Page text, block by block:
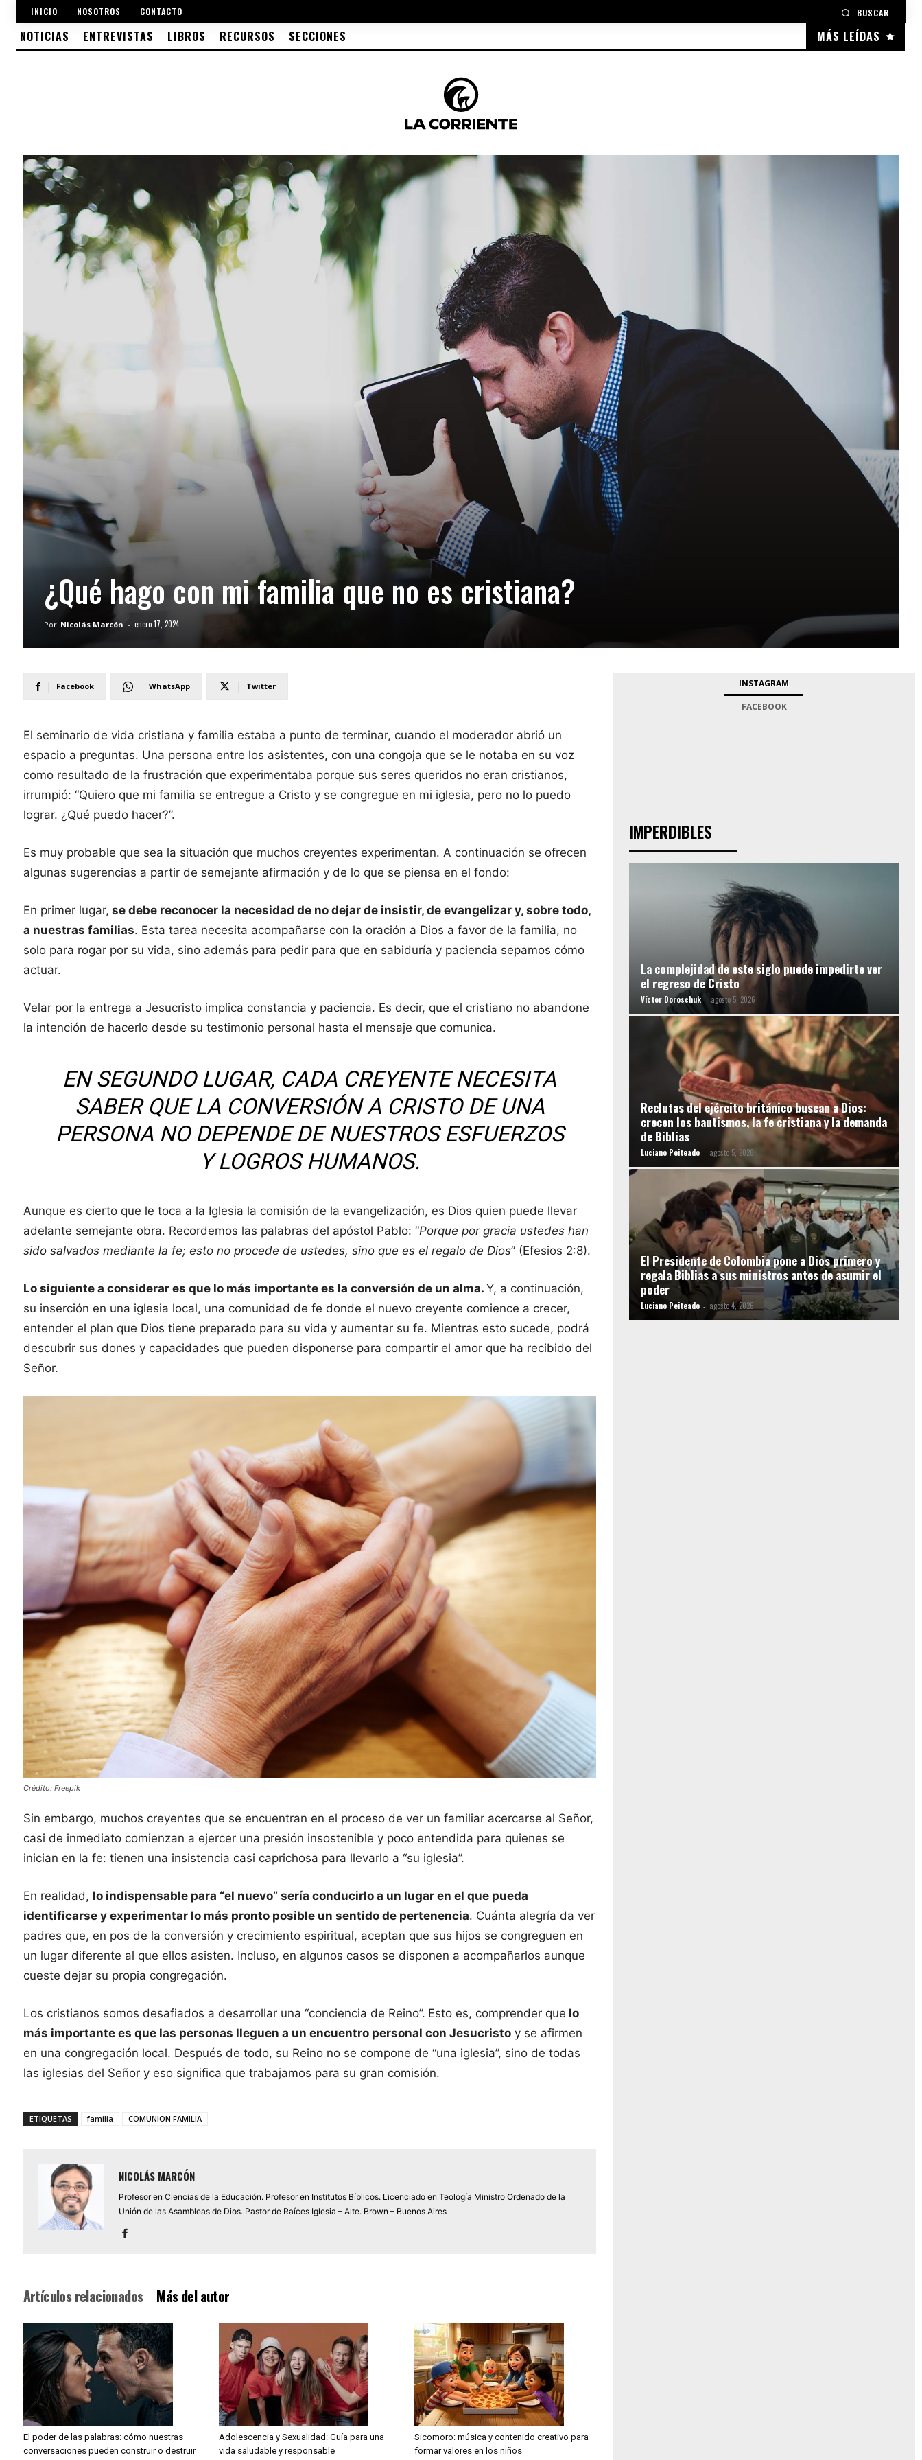
INICIO NOSOTROS CONTACTO BUSCAR
MÁS LEÍDAS
NOTICIAS ENTREVISTAS LIBROS RECURSOS SECCIONES
¿Qué hago con mi familia que no es cristiana?
Por Nicolás Marcón - enero 17, 2024
Facebook Twitter
WhatsApp
El seminario de vida cristiana y familia estaba a punto de terminar, cuando el moderador abrió un
espacio a preguntas. Una persona entre los asistentes, con una congoja que se le notaba en su voz
como resultado de la frustración que experimentaba porque sus seres queridos no eran cristianos,
irrumpió: “Quiero que mi familia se entregue a Cristo y se congregue en mi iglesia, pero no lo puedo
lograr. ¿Qué puedo hacer?”.
Es muy probable que sea la situación que muchos creyentes experimentan. A continuación se ofrecen
algunas sugerencias a partir de semejante afirmación y de lo que se piensa en el fondo:
En primer lugar, se debe reconocer la necesidad de no dejar de insistir, de evangelizar y, sobre todo,
a nuestras familias. Esta tarea necesita acompañarse con la oración a Dios a favor de la familia, no
solo para rogar por su vida, sino además para pedir para que en sabiduría y paciencia sepamos cómo
actuar.
Velar por la entrega a Jesucristo implica constancia y paciencia. Es decir, que el cristiano no abandone
la intención de hacerlo desde su testimonio personal hasta el mensaje que comunica.
EN SEGUNDO LUGAR, CADA CREYENTE NECESITA
SABER QUE LA CONVERSIÓN A CRISTO DE UNA
PERSONA NO DEPENDE DE NUESTROS ESFUERZOS
Y LOGROS HUMANOS.
Aunque es cierto que le toca a la Iglesia la comisión de la evangelización, es Dios quien puede llevar
adelante semejante obra. Recordemos las palabras del apóstol Pablo: “Porque por gracia ustedes han
sido salvados mediante la fe; esto no procede de ustedes, sino que es el regalo de Dios” (Efesios 2:8).
Lo siguiente a considerar es que lo más importante es la conversión de un alma. Y, a continuación,
su inserción en una iglesia local, una comunidad de fe donde el nuevo creyente comience a crecer,
entender el plan que Dios tiene preparado para su vida y aumentar su fe. Mientras esto sucede, podrá
descubrir sus dones y capacidades que pueden disponerse para compartir el amor que ha recibido del
Señor.
Crédito: Freepik
Sin embargo, muchos creyentes que se encuentran en el proceso de ver un familiar acercarse al Señor,
casi de inmediato comienzan a ejercer una presión insostenible y poco entendida para quienes se
inician en la fe: tienen una insistencia casi caprichosa para llevarlo a “su iglesia”.
En realidad, lo indispensable para “el nuevo” sería conducirlo a un lugar en el que pueda
identificarse y experimentar lo más pronto posible un sentido de pertenencia. Cuánta alegría da ver
padres que, en pos de la conversión y crecimiento espiritual, aceptan que sus hijos se congreguen en
un lugar diferente al que ellos asisten. Incluso, en algunos casos se disponen a acompañarlos aunque
cueste dejar su propia congregación.
Los cristianos somos desafiados a desarrollar una “conciencia de Reino”. Esto es, comprender que lo
más importante es que las personas lleguen a un encuentro personal con Jesucristoy se afirmen
en una congregación local. Después de todo, su Reino no se compone de “una iglesia”, sino de todas
las iglesias del Señor y eso significa que trabajamos para su gran comisión.
ETIQUETAS familia COMUNION FAMILIA
NICOLÁS MARCÓN
Profesor en Ciencias de la Educación. Profesor en Institutos Bíblicos. Licenciado en Teología Ministro Ordenado de la
Unión de las Asambleas de Dios. Pastor de Raíces Iglesia – Alte. Brown – Buenos Aires
Artículos relacionados Más del autor
El poder de las palabras: cómo nuestras
conversaciones pueden construir o destruir
Adolescencia y Sexualidad: Guía para una
vida saludable y responsable
Sicomoro: música y contenido creativo para
formar valores en los niños
INSTAGRAM
FACEBOOK
IMPERDIBLES
La complejidad de este siglo puede impedirte ver
el regreso de Cristo
Víctor Doroschuk - agosto 5, 2026
Reclutas del ejército británico buscan a Dios:
crecen los bautismos, la fe cristiana y la demanda
de Biblias
Luciano Peiteado - agosto 5, 2026
El Presidente de Colombia pone a Dios primero y
regala Biblias a sus ministros antes de asumir el
poder
Luciano Peiteado - agosto 4, 2026